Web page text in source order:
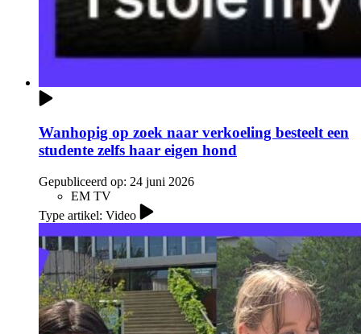
Wanhopig op zoek naar verkoeling besteelt een
studente zelfs haar eigen hond
Gepubliceerd op: 24 juni 2026
EM TV
Type artikel: Video